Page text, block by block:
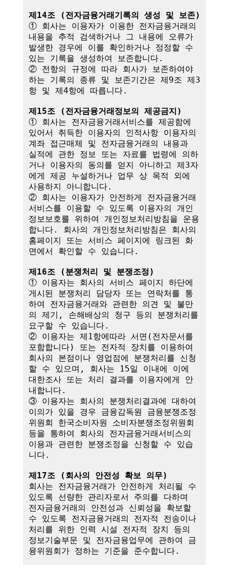
제14조 (전자금융거래기록의 생성 및 보존)
① 회사는 이용자가 이용한 전자금융거래의
내용을 추적 검색하거나 그 내용에 오류가
발생한 경우에 이를 확인하거나 정정할 수
있는 기록을 생성하여 보존합니다.
② 전항의 규정에 따라 회사가 보존하여야
하는 기록의 종류 및 보존기간은 제9조 제3
항 및 제4항에 따릅니다.
제15조 (전자금융거래정보의 제공금지)
① 회사는 전자금융거래서비스를 제공함에
있어서 취득한 이용자의 인적사항 이용자의
계좌 접근매체 및 전자금융거래의 내용과
실적에 관한 정보 또는 자료를 법령에 의하
거나 이용자의 동의를 얻지 아니하고 제3자
에게 제공 누설하거나 업무 상 목적 외에
사용하지 아니합니다.
② 회사는 이용자가 안전하게 전자금융거래
서비스를 이용할 수 있도록 이용자의 개인
정보보호를 위하여 개인정보처리방침을 운용
합니다. 회사의 개인정보처리방침은 회사의
홈페이지 또는 서비스 페이지에 링크된 화
면에서 확인할 수 있습니다.
제16조 (분쟁처리 및 분쟁조정)
① 이용자는 회사의 서비스 페이지 하단에
게시된 분쟁처리 담당자 또는 연락처를 통
하여 전자금융거래와 관련한 의견 및 불만
의 제기, 손해배상의 청구 등의 분쟁처리를
요구할 수 있습니다.
② 이용자는 제1항에따라 서면(전자문서를
포함합니다) 또는 전자적 장치를 이용하여
회사의 본점이나 영업점에 분쟁처리를 신청
할 수 있으며, 회사는 15일 이내에 이에
대한조사 또는 처리 결과를 이용자에게 안
내합니다.
③ 이용자는 회사의 분쟁처리결과에 대하여
이의가 있을 경우 금융감독원 금융분쟁조정
위원회 한국소비자원 소비자분쟁조정위원회
등을 통하여 회사의 전자금융거래서비스의
이용과 관련한 분쟁조정을 신청할 수 있습
니다.
제17조 (회사의 안전성 확보 의무)
회사는 전자금융거래가 안전하게 처리될 수
있도록 선량한 관리자로서 주의를 다하며
전자금융거래의 안전성과 신뢰성을 확보할
수 있도록 전자금융거래의 전자적 전송이나
처리를 위한 인력 시설 전자적 장치 등의
정보기술부문 및 전자금융업무에 관하여 금
융위원회가 정하는 기준을 준수합니다.